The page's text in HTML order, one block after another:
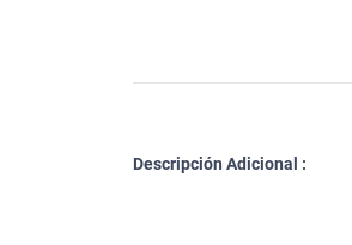
Descripción Adicional :